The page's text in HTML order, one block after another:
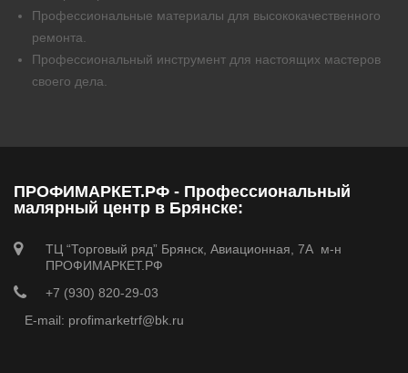
Профессиональные материалы для высококачественного
ремонта.
Профессиональный инструмент для настоящих мастеров
своего дела.
ПРОФИМАРКЕТ.РФ - Профессиональный
малярный центр в Брянске:
ТЦ “Торговый ряд” Брянск, Авиационная, 7А м-н
ПРОФИМАРКЕТ.РФ
+7 (930) 820-29-03
E-mail: profimarketrf@bk.ru